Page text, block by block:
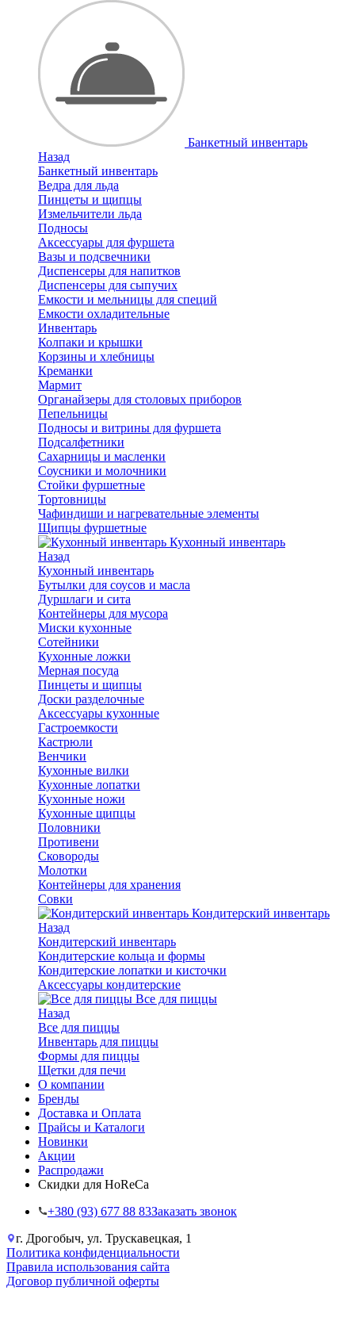
Банкетный инвентарь
Назад
Банкетный инвентарь
Ведра для льда
Пинцеты и щипцы
Измельчители льда
Подносы
Аксессуары для фуршета
Вазы и подсвечники
Диспенсеры для напитков
Диспенсеры для сыпучих
Емкости и мельницы для специй
Емкости охладительные
Инвентарь
Колпаки и крышки
Корзины и хлебницы
Креманки
Мармит
Органайзеры для столовых приборов
Пепельницы
Подносы и витрины для фуршета
Подсалфетники
Сахарницы и масленки
Соусники и молочники
Стойки фуршетные
Тортовницы
Чафиндиши и нагревательные элементы
Щипцы фуршетные
Кухонный инвентарь
Назад
Кухонный инвентарь
Бутылки для соусов и масла
Дуршлаги и сита
Контейнеры для мусора
Миски кухонные
Сотейники
Кухонные ложки
Мерная посуда
Пинцеты и щипцы
Доски разделочные
Аксессуары кухонные
Гастроемкости
Кастрюли
Венчики
Кухонные вилки
Кухонные лопатки
Кухонные ножи
Кухонные щипцы
Половники
Противени
Сковороды
Молотки
Контейнеры для хранения
Совки
Кондитерский инвентарь
Назад
Кондитерский инвентарь
Кондитерские кольца и формы
Кондитерские лопатки и кисточки
Аксессуары кондитерские
Все для пиццы
Назад
Все для пиццы
Инвентарь для пиццы
Формы для пиццы
Щетки для печи
О компании
Бренды
Доставка и Оплата
Прайсы и Каталоги
Новинки
Акции
Распродажи
Скидки для HoReCa
+38‎0 (93) 677 88 83Заказать звонок
г. Дрогобыч, ул. Трускавецкая, 1
Политика конфиденциальности
Правила использования сайта
Договор публичной оферты